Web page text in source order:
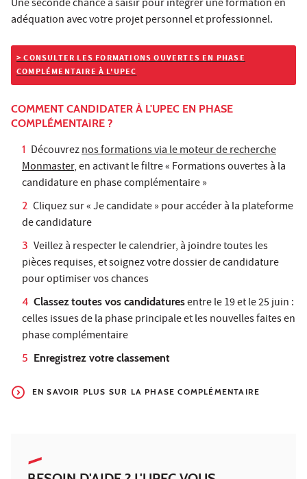
Une seconde chance à saisir pour intégrer une formation en
adéquation avec votre projet personnel et professionnel.
> CONSULTER LES FORMATIONS OUVERTES EN PHASE
COMPLÉMENTAIRE À L'UPEC
COMMENT CANDIDATER À L'UPEC EN PHASE
COMPLÉMENTAIRE ?
Découvreznos formations via le moteur de recherche
Monmaster, en activant le filtre « Formations ouvertes à la
candidature en phase complémentaire »
Cliquez sur « Je candidate » pour accéder à la plateforme
de candidature
Veillez à respecter le calendrier, à joindre toutes les
pièces requises, et soignez votre dossier de candidature
pour optimiser vos chances
Classeztoutes vos candidaturesentre le 19 et le 25 juin :
celles issues de la phase principale et les nouvelles faites en
phase complémentaire
Enregistrez votre classement
EN SAVOIR PLUS SUR LA PHASE COMPLÉMENTAIRE